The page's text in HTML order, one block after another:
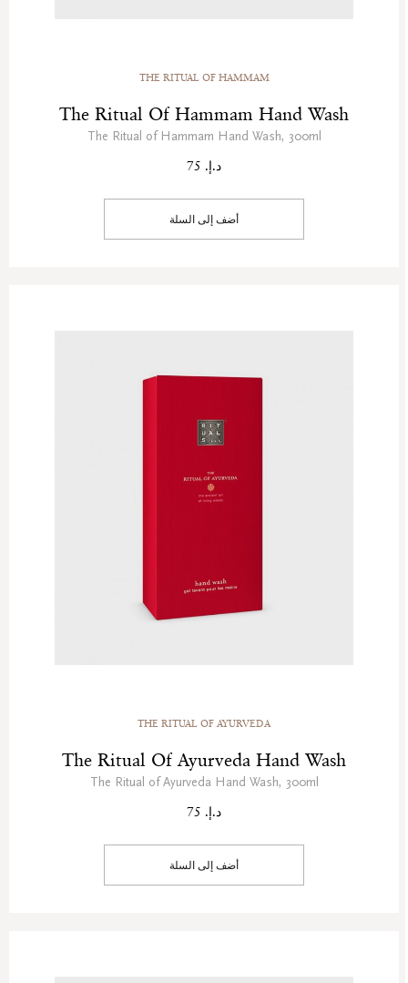
THE RITUAL OF HAMMAM
The Ritual Of Hammam Hand Wash
The Ritual of Hammam Hand Wash, 300ml
د.إ. 75
أضف إلى السلة
THE RITUAL OF AYURVEDA
The Ritual Of Ayurveda Hand Wash
The Ritual of Ayurveda Hand Wash, 300ml
د.إ. 75
أضف إلى السلة